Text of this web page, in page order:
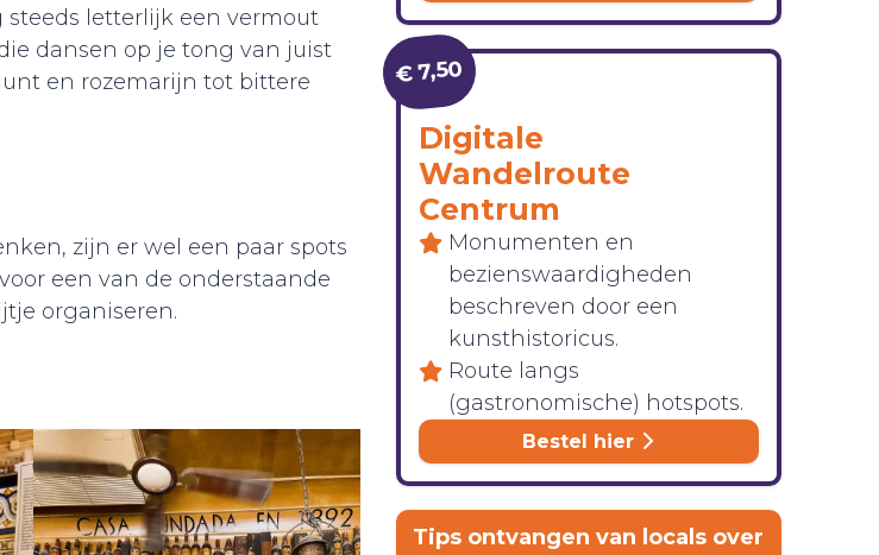
letterlijk een vermout
dansen op je tong van juist
en rozemarijn tot bittere
zijn er wel een paar spots
een van de onderstaande
organiseren.
€ 7,50
Digitale
Wandelroute
Centrum
Monumenten en
bezienswaardigheden
beschreven door een
kunsthistoricus.
Route langs
(gastronomische) hotspots.
Bestel hier
Tips ontvangen van locals over